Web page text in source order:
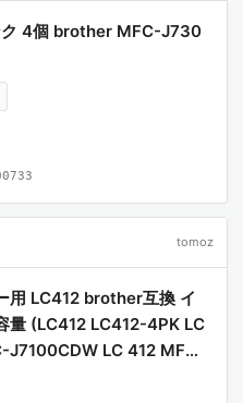
ク 4個 brother MFC-J730
tomoz
用 LC412 brother互換 イ
量 (LC412 LC412-4PK LC
LC 412 MFC-
MFCJ7300CDW)